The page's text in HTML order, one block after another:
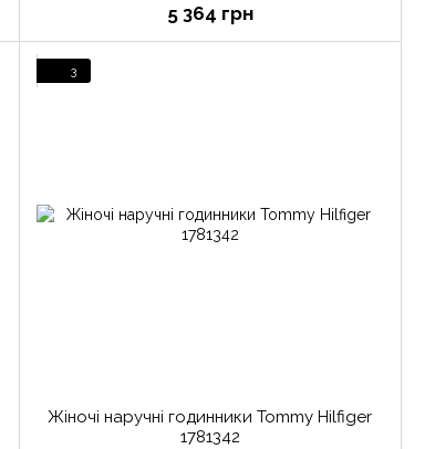
5 364 грн
3
Жіночі наручні годинники Tommy Hilfiger
1781342